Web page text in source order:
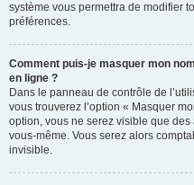
système vous permettra de modifier
préférences.
Comment puis-je masquer mon
en ligne ?
Dans le panneau de contrôle de
vous trouverez l’option « Masquer
option, vous ne serez visible que
vous-même. Vous serez alors
invisible.